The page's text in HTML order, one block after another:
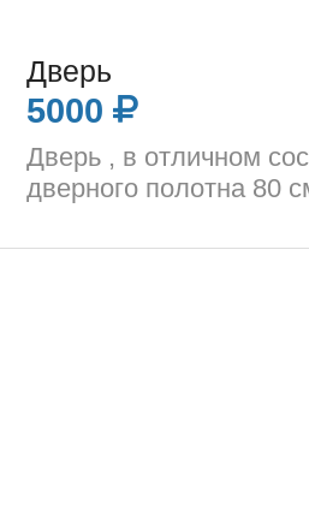
Дверь
5000
Дверь , в отличном
дверного полотна 80